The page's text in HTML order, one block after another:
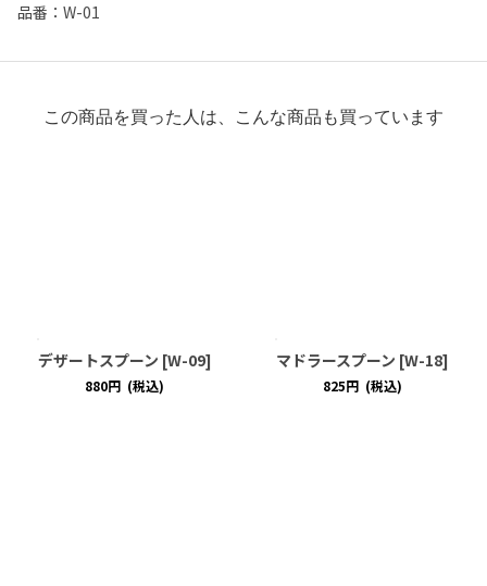
品番：W-01
この商品を買った人は、こんな商品も買っています
デザートスプーン [W-09]
880円 (税込)
マドラースプーン [W-18]
825円 (税込)